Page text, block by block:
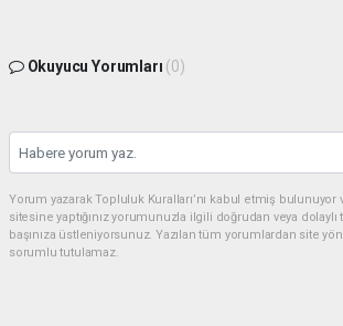
Okuyucu Yorumları (0)
Yorum yazarak Topluluk Kuralları’nı kabul etmiş
sitesine yaptığınız yorumunuzla ilgili doğrudan veya
başınıza üstleniyorsunuz. Yazılan tüm yorumlardan site
sorumlu tutulamaz.